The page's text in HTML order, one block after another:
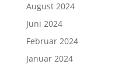
August 2024
Juni 2024
Februar 2024
Januar 2024